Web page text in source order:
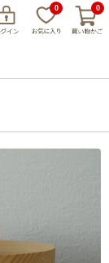
0 0
柳宗理